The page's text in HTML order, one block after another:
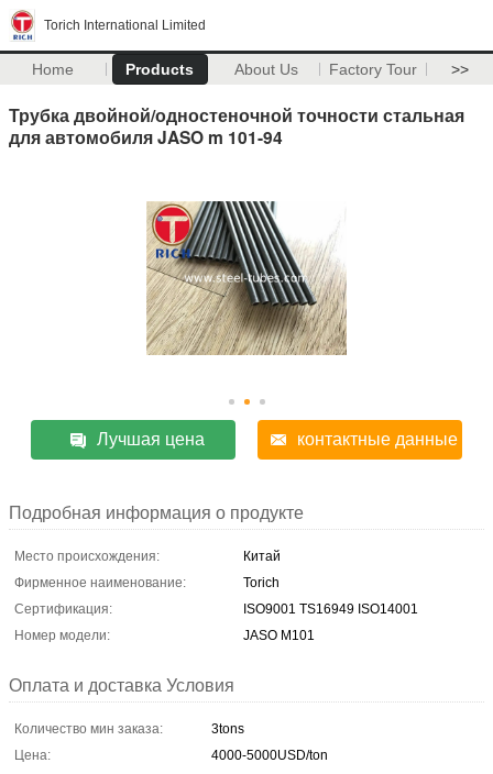
Torich International Limited
Home Products About Us Factory Tour >>
Трубка двойной/одностеночной точности стальная
для автомобиля JASO m 101-94
Лучшая цена контактные данные
Подробная информация о продукте
Место происхождения:
Китай
Фирменное наименование:
Torich
Сертификация:
ISO9001 TS16949 ISO14001
Номер модели:
JASO M101
Оплата и доставка Условия
Количество мин заказа:
3tons
Цена:
4000-5000USD/ton